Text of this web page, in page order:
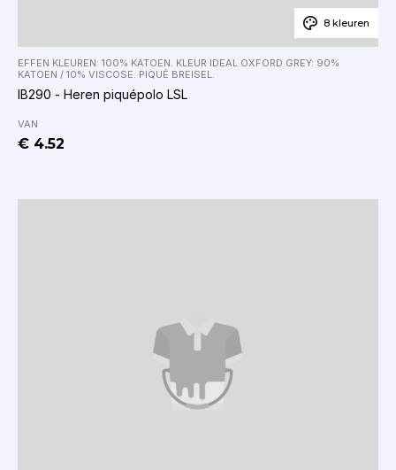
8 kleuren
EFFEN KLEUREN: 100% KATOEN. KLEUR IDEAL OXFORD GREY: 90%
KATOEN / 10% VISCOSE. PIQUÉ BREISEL.
IB290 - Heren piquépolo LSL
VAN
€ 4.52